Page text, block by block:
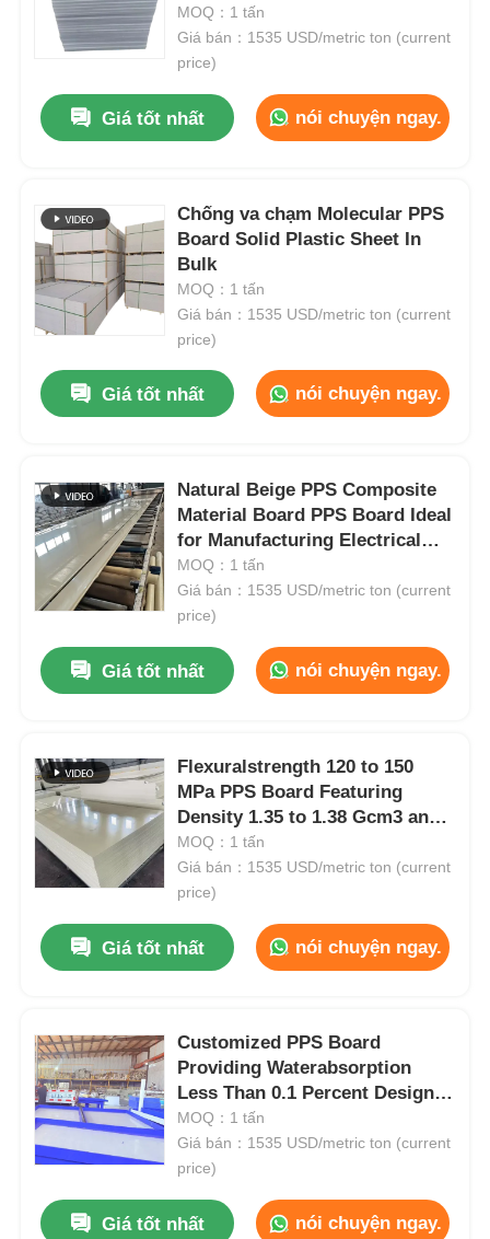
Nhà
Sản phẩm
Tham quan nhà máy
Kiểm soát chất lượng
Liên hệ chúng tôi
Tất cả các trường hợp
Yêu cầu báo giá
tấm nhựa pp
cáo cho các thành phần công
nghiệp và điện
MOQ：1 tấn
Giá bán：1535 USD/metric ton (current
price)
Giá tốt nhất nói chuyện ngay.
Chống va chạm Molecular PPS
Board Solid Plastic Sheet In
Bulk
MOQ：1 tấn
Giá bán：1535 USD/metric ton (current
price)
Giá tốt nhất nói chuyện ngay.
Natural Beige PPS Composite
Material Board PPS Board Ideal
for Manufacturing Electrical
Components and Mechanical
Parts
MOQ：1 tấn
Giá bán：1535 USD/metric ton (current
price)
Giá tốt nhất nói chuyện ngay.
Flexuralstrength 120 to 150
MPa PPS Board Featuring
Density 1.35 to 1.38 Gcm3 and
Weather Resistance Designed
for Manufacturing
MOQ：1 tấn
Giá bán：1535 USD/metric ton (current
price)
Giá tốt nhất nói chuyện ngay.
Customized PPS Board
Providing Waterabsorption
Less Than 0.1 Percent Designed
for Precision Engineering and
Industrial
MOQ：1 tấn
Giá bán：1535 USD/metric ton (current
price)
Giá tốt nhất nói chuyện ngay.